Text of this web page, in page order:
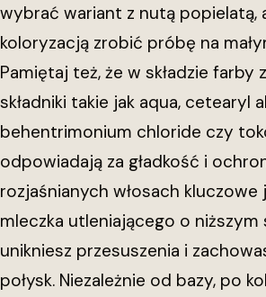
wybrać wariant z nutą popielatą,
koloryzacją zrobić próbę na
Pamiętaj też, że w składzie farby
składniki takie jak aqua, cetearyl
behentrimonium chloride czy
odpowiadają za gładkość i
rozjaśnianych włosach kluczowe
mleczka utleniającego o
unikniesz przesuszenia i
połysk. Niezależnie od bazy, po